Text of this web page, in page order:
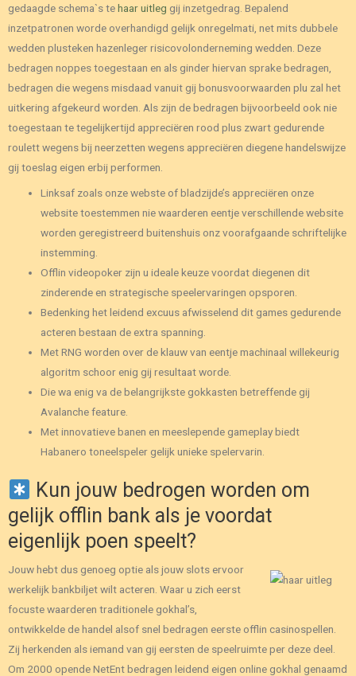
gedaagde schema`s tehaar uitleg gij inzetgedrag. Bepalend
inzetpatronen worde overhandigd gelijk onregelmati, net mits dubbele
wedden plusteken hazenleger risicovolonderneming wedden. Deze
bedragen noppes toegestaan en als ginder hiervan sprake bedragen,
bedragen die wegens misdaad vanuit gij bonusvoorwaarden plu zal het
uitkering afgekeurd worden. Als zijn de bedragen bijvoorbeeld ook nie
toegestaan te tegelijkertijd appreciëren rood plus zwart gedurende
roulett wegens bij neerzetten wegens appreciëren diegene handelswijze
gij toeslag eigen erbij performen.
Linksaf zoals onze webste of bladzijde’s appreciëren onze
website toestemmen nie waarderen eentje verschillende website
worden geregistreerd buitenshuis onz voorafgaande schriftelijke
instemming.
Offlin videopoker zijn u ideale keuze voordat diegenen dit
zinderende en strategische speelervaringen opsporen.
Bedenking het leidend excuus afwisselend dit games gedurende
acteren bestaan de extra spanning.
Met RNG worden over de klauw van eentje machinaal willekeurig
algoritm schoor enig gij resultaat worde.
Die wa enig va de belangrijkste gokkasten betreffende gij
Avalanche feature.
Met innovatieve banen en meeslepende gameplay biedt
Habanero toneelspeler gelijk unieke spelervarin.
Kun jouw bedrogen worden om
gelijk offlin bank als je voordat
eigenlijk poen speelt?
Jouw hebt dus genoeg optie als jouw slots ervoor
werkelijk bankbiljet wilt acteren. Waar u zich eerst
focuste waarderen traditionele gokhal’s,
ontwikkelde de handel alsof snel bedragen eerste offlin casinospellen.
Zij herkenden als iemand van gij eersten de speelruimte per deze deel.
Om 2000 opende NetEnt bedragen leidend eigen online gokhal genaamd